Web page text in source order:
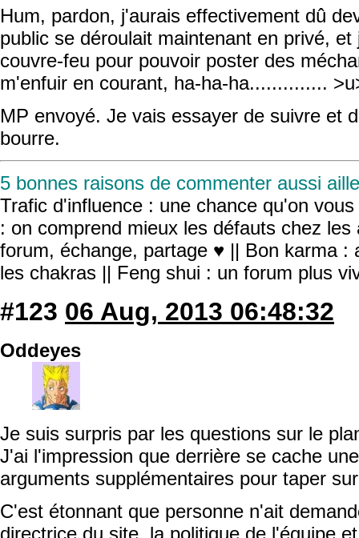
Hum, pardon, j'aurais effectivement dû
public se déroulait maintenant en privé,
couvre-feu pour pouvoir poster des
m'enfuir en courant, ha-ha-ha..............
MP envoyé. Je vais essayer de suivre et
bourre.
5 bonnes raisons de commenter aussi
Trafic d'influence : une chance qu'on
: on comprend mieux les défauts chez
forum, échange, partage ♥ || Bon karma :
les chakras || Feng shui : un forum plus
#123 06 Aug, 2013 06:48:32
Oddeyes
Je suis surpris par les questions sur le
J'ai l'impression que derrière se cache
arguments supplémentaires pour taper
C'est étonnant que personne n'ait
directrice du site, la politique de l'équipe